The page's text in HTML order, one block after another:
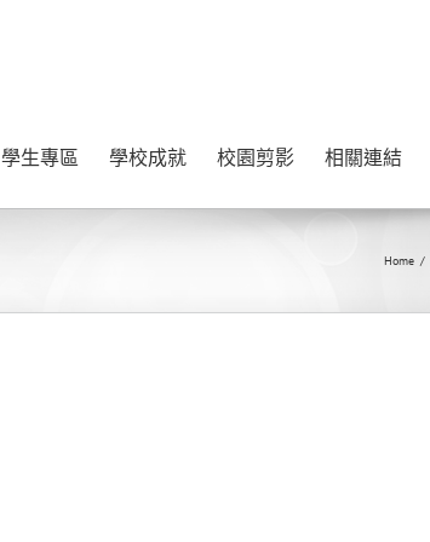
學生專區 學校成就 校園剪影 相關連結
Home /